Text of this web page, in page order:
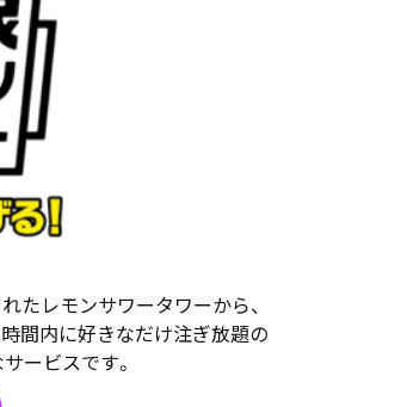
レモンサワータワーから、
間内に好きなだけ注ぎ放題の
ービスです。